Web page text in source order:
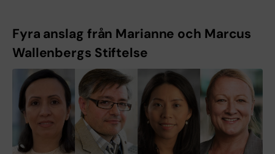
Fyra anslag från Marianne och Marcus
Wallenbergs Stiftelse